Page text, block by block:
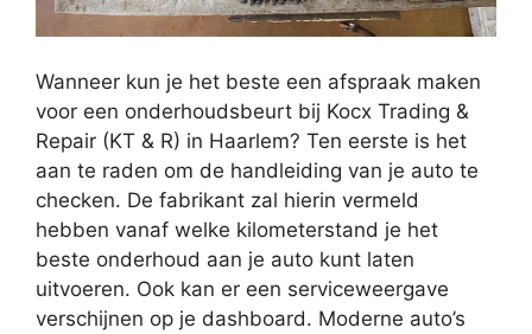
Wanneer kun je het beste een afspraak maken
voor een onderhoudsbeurt bij Kocx Trading &
Repair (KT & R) in Haarlem? Ten eerste is het
aan te raden om de handleiding van je auto te
checken. De fabrikant zal hierin vermeld
hebben vanaf welke kilometerstand je het
beste onderhoud aan je auto kunt laten
uitvoeren. Ook kan er een serviceweergave
verschijnen op je dashboard. Moderne auto’s